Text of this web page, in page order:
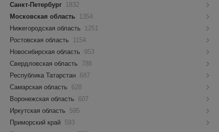
Санкт-Петербург 1832
Московская область 1354
Нижегородская область
1251
Ростовская область
1154
Новосибирская область
953
Свердловская область
788
Республика Татарстан 687
Самарская область
628
Воронежская область
607
Иркутская область
595
Приморский край 593